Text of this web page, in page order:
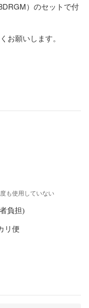
）のセットで付
お願いします。
も使用していない
負担)
リ便